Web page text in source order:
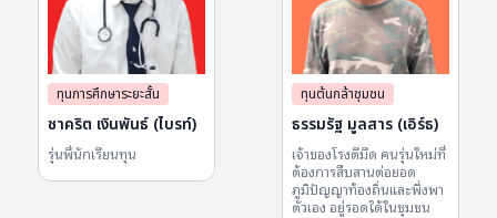
ทุนการศึกษาระยะสั้น
ชาคริต เงินพันธ์ (ไบรท์)
รุ่น​พี่นักเรียน​ทุน​
ทุนต้นกล้าชุมชน
ธรรมรัฐ มูลสาร (เอิร์ธ)
เจ้าของโรงตีมีด คนรุ่นใหม่ที่
ต้องการสืบสานต่อยอด
ภูมิปัญญาท้องถิ่นและพึ่งพา
ตัวเอง อยู่รอดได้ในชุมชน